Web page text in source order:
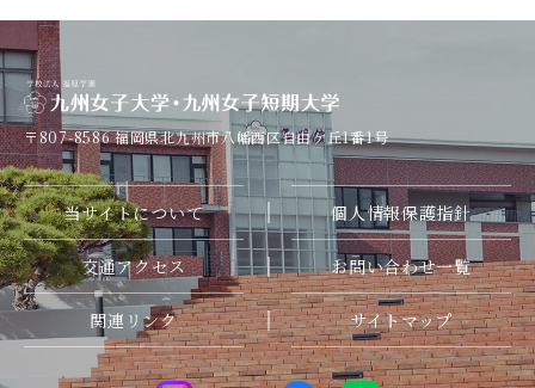
学納金
奨学金
寮・一人暮らし
学友会（サークル紹介）
オープンキャンパス
〒807-8586福岡県北九州市八幡西区自由ケ丘1番1号
当サイトについて 個人情報保護指針
交通アクセス お問い合わせ一覧
関連リンク サイトマップ